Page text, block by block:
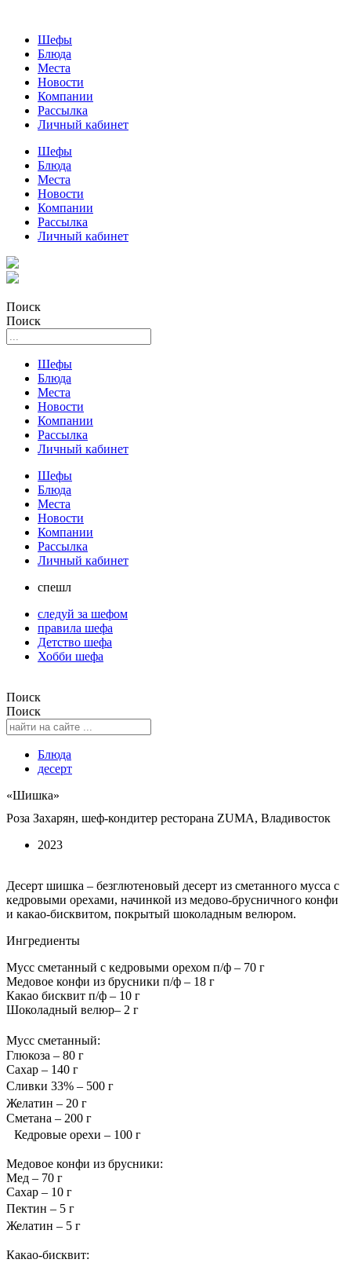
Шефы
Блюда
Места
Новости
Компании
Рассылка
Личный кабинет
Шефы
Блюда
Места
Новости
Компании
Рассылка
Личный кабинет
Поиск
Поиск
Шефы
Блюда
Места
Новости
Компании
Рассылка
Личный кабинет
Шефы
Блюда
Места
Новости
Компании
Рассылка
Личный кабинет
спешл
следуй за шефом
правила шефа
Детство шефа
Хобби шефа
Поиск
Поиск
Блюда
десерт
«Шишка»
Роза Захарян, шеф-кондитер ресторана ZUMA, Владивосток
2023
Десерт шишка – безглютеновый десерт из сметанного мусса с
кедровыми орехами, начинкой из медово-брусничного конфи
и какао-бисквитом, покрытый шоколадным велюром.
Ингредиенты
Мусс сметанный с кедровыми орехом п/ф – 70 г
Медовое конфи из брусники п/ф – 18 г
Какао бисквит п/ф – 10 г
Шоколадный велюр– 2 г
Мусс сметанный:
Глюкоза – 80 г
Сахар – 140 г
Сливки 33% – 500 г
Желатин – 20 г
Сметана – 200 г
Кедровые орехи – 100 г
Медовое конфи из брусники:
Мед – 70 г
Сахар – 10 г
Пектин – 5 г
Желатин – 5 г
Какао-бисквит: